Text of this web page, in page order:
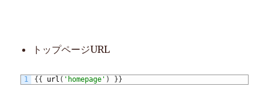
トップページURL
1 {{ url ( 'homepage' ) }}